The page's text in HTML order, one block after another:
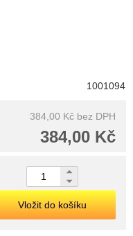
1001094
384,00 Kč bez DPH
384,00 Kč
Vložit do košíku